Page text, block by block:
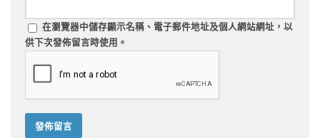
在瀏覽器中儲存顯示名稱、電子郵件地址及個人網站網址，以
供下次發佈留言時使用。